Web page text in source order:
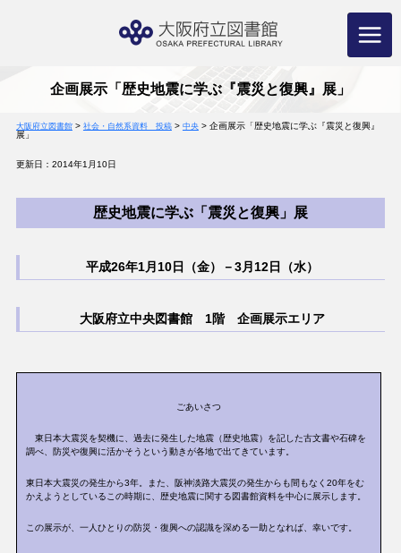
企画展示「歴史地震に学ぶ『震災と復興』展」
大阪府立図書館> 社会・自然系資料 投稿> 中央> 企画展示「歴史地震に学ぶ『震災と復興』
展」
更新日：2014年1月10日
歴史地震に学ぶ「震災と復興」展
平成26年1月10日（金）－3月12日（水）
大阪府立中央図書館 1階 企画展示エリア
ごあいさつ
東日本大震災を契機に、過去に発生した地震（歴史地震）を記した古文書や石碑を
調べ、防災や復興に活かそうという動きが各地で出てきています。
東日本大震災の発生から3年。また、阪神淡路大震災の発生からも間もなく20年をむ
かえようとしているこの時期に、歴史地震に関する図書館資料を中心に展示します。
この展示が、一人ひとりの防災・復興への認識を深める一助となれば、幸いです。